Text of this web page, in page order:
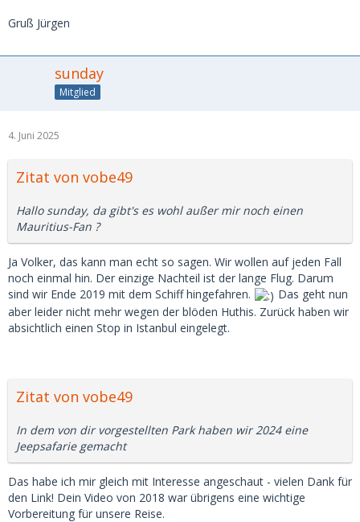
Gruß Jürgen
sunday
Mitglied
4. Juni 2025
Zitat von vobe49
Hallo sunday, da gibt's es wohl außer mir noch einen
Mauritius-Fan ?
Ja Volker, das kann man echt so sagen. Wir wollen auf jeden Fall
noch einmal hin. Der einzige Nachteil ist der lange Flug. Darum
sind wir Ende 2019 mit dem Schiff hingefahren.
Das geht nun
aber leider nicht mehr wegen der blöden Huthis. Zurück haben wir
absichtlich einen Stop in Istanbul eingelegt.
Zitat von vobe49
In dem von dir vorgestellten Park haben wir 2024 eine
Jeepsafarie gemacht
Das habe ich mir gleich mit Interesse angeschaut - vielen Dank für
den Link! Dein Video von 2018 war übrigens eine wichtige
Vorbereitung für unsere Reise.